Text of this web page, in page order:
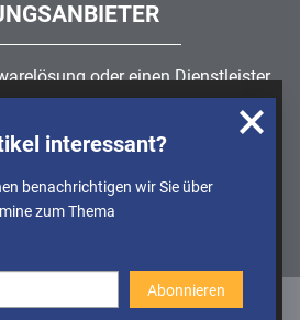
die Nutzung unserer
und unser Angebot so
zu können. Weitere
Sie in unserer
oder einen Dienstleister
Risikomanagement,GRC, IKS oder
ISMS?
Partner finden
interessant?
benachrichtigen wir Sie über
zum Thema